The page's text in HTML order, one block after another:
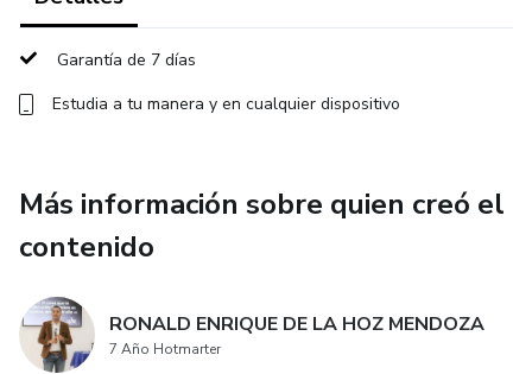
esas creencias por afirmaciones empoderadoras.
IDENTIFICAR POR LO MENOS TRES CREENCIAS DE
limitantes que hayan heredado del pasado. Luego, deben
voz alta todas las mañanas.
Garantía de 7 días
Estudia a tu manera y en cualquier dispositivo
Más información sobre quien creó el
contenido
RONALD ENRIQUE DE LA HOZ MENDOZA
7 Año Hotmarter